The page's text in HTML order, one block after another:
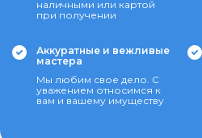
наличными или картой
при получении
Аккуратные и вежливые
мастера
Мы любим свое дело. С
уважением относимся к
вам и вашему имуществу